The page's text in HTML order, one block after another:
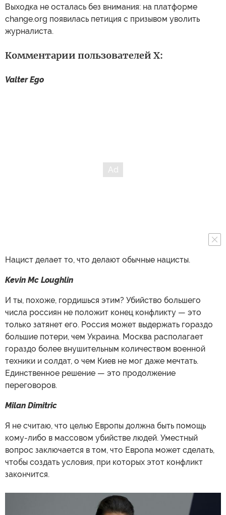
Выходка не осталась без внимания: на платформе
change.org появилась петиция с призывом уволить
журналиста.
Комментарии пользователей X:
Valter Ego
Нацист делает то, что делают обычные нацисты.
Kevin Mc Loughlin
И ты, похоже, гордишься этим? Убийство большего
числа россиян не положит конец конфликту — это
только затянет его. Россия может выдержать гораздо
большие потери, чем Украина. Москва располагает
гораздо более внушительным количеством военной
техники и солдат, о чем Киев не мог даже мечтать.
Единственное решение — это продолжение
переговоров.
Milan Dimitric
Я не считаю, что целью Европы должна быть помощь
кому-либо в массовом убийстве людей. Уместный
вопрос заключается в том, что Европа может сделать,
чтобы создать условия, при которых этот конфликт
закончится.